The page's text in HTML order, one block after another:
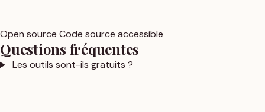
Open source Code source accessible
Questions fréquentes
Les outils sont-ils gratuits ?